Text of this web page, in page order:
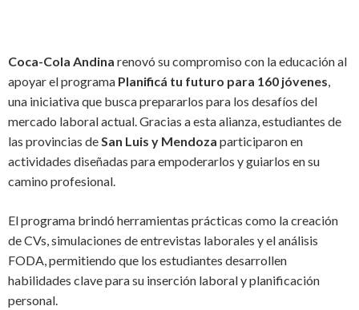
Coca-Cola Andina renovó su compromiso con la educación al
apoyar el programa Planificá tu futuro para 160 jóvenes,
una iniciativa que busca prepararlos para los desafíos del
mercado laboral actual. Gracias a esta alianza, estudiantes de
las provincias deSan Luis y Mendoza participaron en
actividades diseñadas para empoderarlos y guiarlos en su
camino profesional.
El programa brindó herramientas prácticas como la creación
de CVs, simulaciones de entrevistas laborales y el análisis
FODA, permitiendo que los estudiantes desarrollen
habilidades clave para su inserción laboral y planificación
personal.